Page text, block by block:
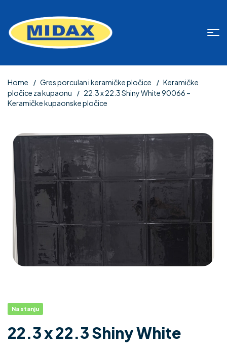
Home Gres porculan i keramičke pločice
Keramičke
pločice za kupaonu
22.3 x 22.3 Shiny White 90066 –
Keramičke kupaonske pločice
Na stanju
22.3 x 22.3 Shiny White